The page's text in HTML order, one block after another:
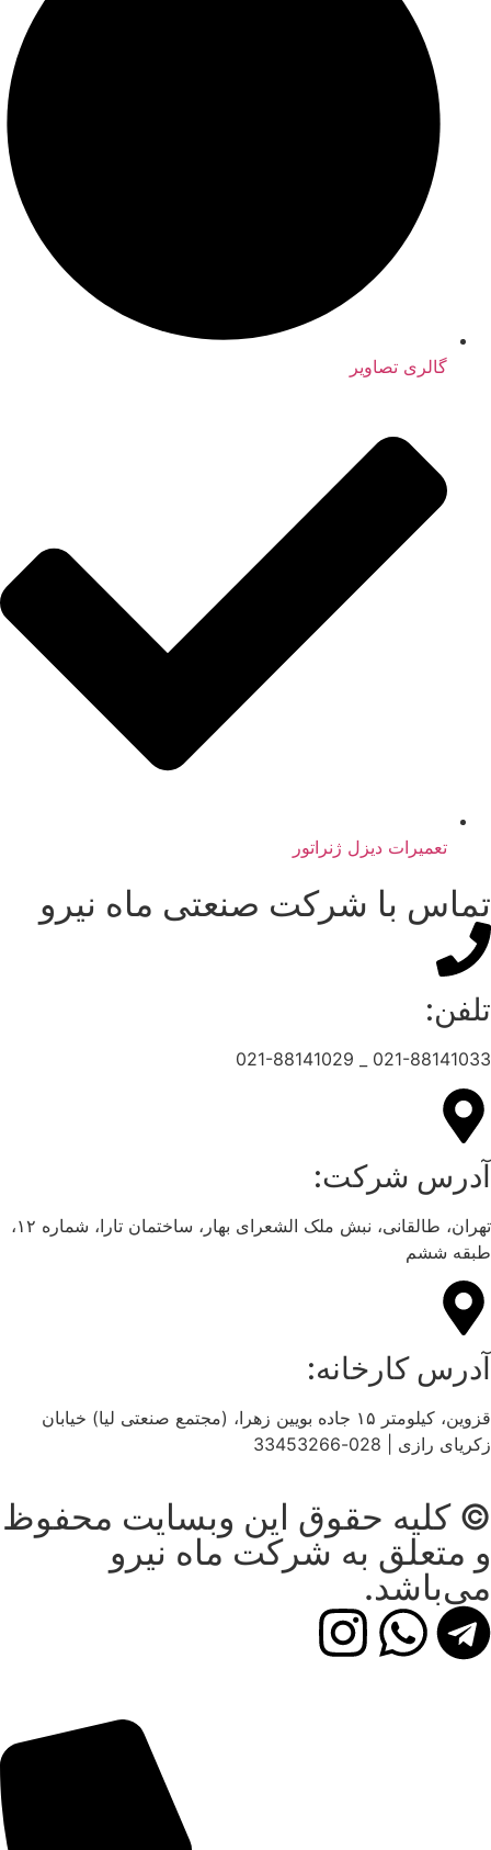
گالری تصاویر
تعمیرات دیزل ژنراتور
تماس با شرکت صنعتی ماه نیرو
تلفن:
021-88141033 _ 021-88141029
آدرس شرکت:
تهران، طالقانی، نبش ملک الشعرای بهار، ساختمان تارا، شماره ۱۲،
طبقه ششم
آدرس کارخانه:
قزوین، کیلومتر ۱۵ جاده بويین زهرا، (مجتمع صنعتی لیا) خیابان
زکریای رازی | 028-33453266
© کلیه حقوق این وبسایت محفوظ
و متعلق به شرکت ماه نیرو
می‌باشد.